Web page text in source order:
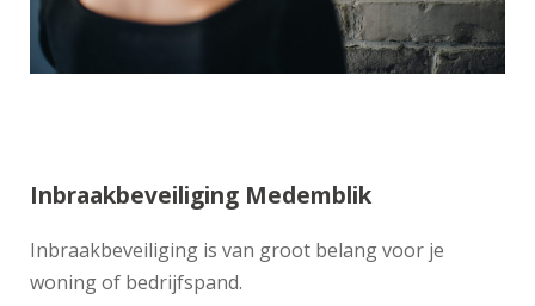
Inbraakbeveiliging Medemblik
Inbraakbeveiliging is van groot belang voor je
woning of bedrijfspand.